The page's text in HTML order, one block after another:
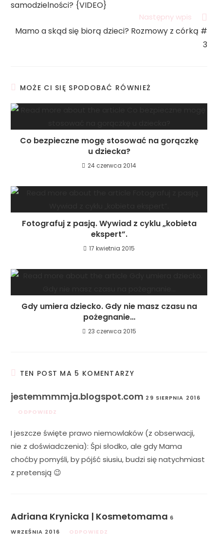
samodzielności? {VIDEO}
Następny wpis
Mamo a skąd się biorą dzieci? Rozmowy z córką #
3
MOŻE CI SIĘ SPODOBAĆ RÓWNIEŻ
Co bezpieczne mogę stosować na gorączkę
u dziecka?
24 czerwca 2014
Fotografuj z pasją. Wywiad z cyklu „kobieta
ekspert”.
17 kwietnia 2015
Gdy umiera dziecko. Gdy nie masz czasu na
pożegnanie…
23 czerwca 2015
TEN POST MA 5 KOMENTARZY
jestemmmmja.blogspot.com 29 SIERPNIA 2016
ODPOWIEDZ
I jeszcze święte prawo niemowlaków (z obserwacji,
nie z doświadczenia): Śpi słodko, ale gdy Mama
choćby pomyśli, by pójść siusiu, budzi się natychmiast
z pretensją 😉
Adriana Krynicka | Kosmetomama 6
WRZEŚNIA 2016
ODPOWIEDZ